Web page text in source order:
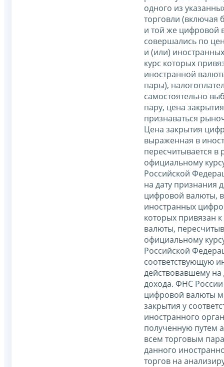
одного из
торговли (включая
и той же цифровой
совершались по
и (или)
курс которых
иностранной
пары),
самостоятельно
пару, цена
признаваться
Цена закрытия
выраженная в
пересчитывается в
официальному
Российской
на дату признания
цифровой валюты,
иностранных
которых привязан
валюты,
официальному
Российской
соответствующую
действовавшему на
дохода. ФНС
цифровой валюты
закрытия у
иностранного
полученную путем
всем торговым
данного
торгов на